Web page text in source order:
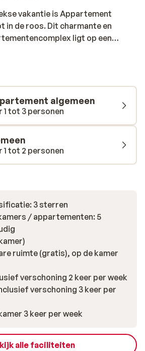
vakantie is Appartement
in de roos. Dit charmante en
ligt op een
Kokkari. De appartementen
En omdat je hier omgeven
en sfeervolle gebouwen en
in het Griekse leven. Ook
op een heerlijk strandje waar je
Griekse zonnetje. De
zijn licht en ruim en
balkon. Leuk om de
spotten. En als de zon onder is,
Kokkari een decor die gevuld is
taverna's en kleine
overal voelbaar.
algemeen
tot 3 personen
tot 2 personen
3 sterren
/ appartementen: 5
ruimte (gratis), op de kamer
verschoning 2 keer per week
verschoning 3 keer per
schoonmaak kamer 3 keer per week
alle faciliteiten